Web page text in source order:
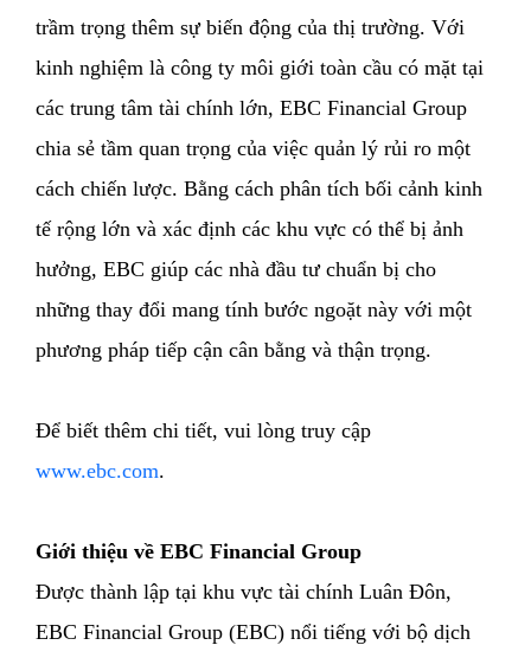
trầm trọng thêm sự biến động của thị trường. Với
kinh nghiệm là công ty môi giới toàn cầu có mặt tại
các trung tâm tài chính lớn, EBC Financial Group
chia sẻ tầm quan trọng của việc quản lý rủi ro một
cách chiến lược. Bằng cách phân tích bối cảnh kinh
tế rộng lớn và xác định các khu vực có thể bị ảnh
hưởng, EBC giúp các nhà đầu tư chuẩn bị cho
những thay đổi mang tính bước ngoặt này với một
phương pháp tiếp cận cân bằng và thận trọng.
Để biết thêm chi tiết, vui lòng truy cập
www.ebc.com.
Giới thiệu về EBC Financial Group
Được thành lập tại khu vực tài chính Luân Đôn,
EBC Financial Group (EBC) nổi tiếng với bộ dịch